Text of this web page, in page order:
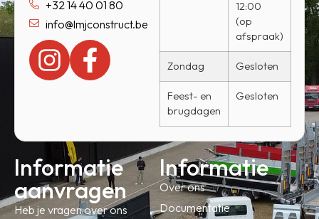
+32 14 40 01 80
info@lmjconstruct.be
12:00
(op
afspraak)
Zondag Gesloten
Feest- en
brugdagen
Gesloten
Informatie
aanvragen
Heb je vragen over ons
Informatie
Over ons
Documentatie